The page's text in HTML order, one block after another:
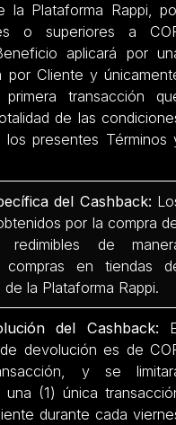
la Plataforma Rappi,
o superiores a
aplicará por
por Cliente y
transacción
de las
los presentes Términos
del Cashback:
por la compra
redimibles de
compras en tiendas
la Plataforma Rappi.
del Cashback:
devolución es de
y se
(1) única
durante cada